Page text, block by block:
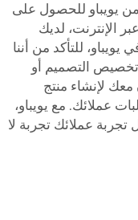
يويباو للحصول على
الإنترنت، لديك
للتأكد من أننا
التصميم أو
معك لإنشاء منتج
عملائك. مع يويباو،
عملائك تجربة لا